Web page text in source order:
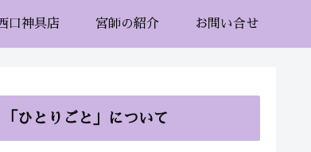
口神具店 宮師の紹介 お問い合せ
「ひとりごと」について